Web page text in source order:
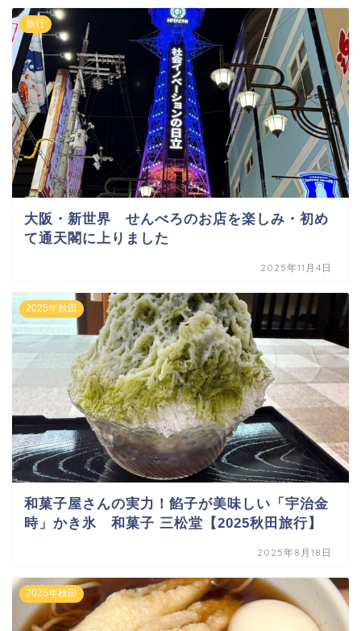
旅行
大阪・新世界 せんべろのお店を楽しみ・初め
て通天閣に上りました
2025年11月4日
2025年秋田
和菓子屋さんの実力！餡子が美味しい「宇治金
時」かき氷 和菓子 三松堂【2025秋田旅行】
2025年8月18日
2025年秋田